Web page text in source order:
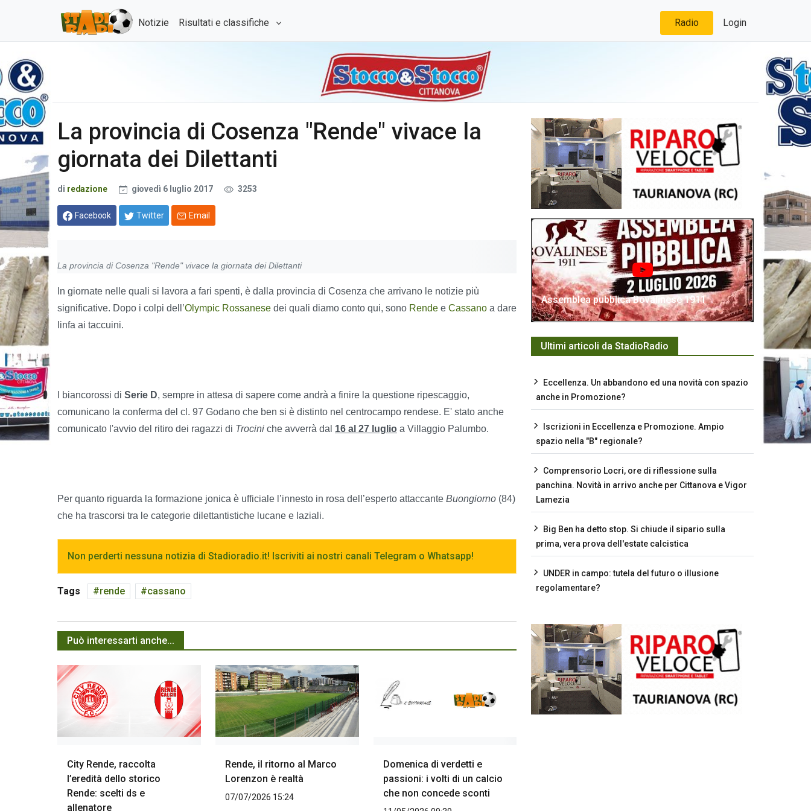
Notizie Risultati e classifiche Radio Login
La provincia di Cosenza "Rende" vivace la
giornata dei Dilettanti
di redazione giovedì 6 luglio 2017 3253
Facebook Twitter Email
La provincia di Cosenza "Rende" vivace la giornata dei Dilettanti
In giornate nelle quali si lavora a fari spenti, è dalla provincia di Cosenza che arrivano le notizie più
significative. Dopo i colpi dell’Olympic Rossanese dei quali diamo conto qui, sono Rende e Cassano a dare
linfa ai taccuini.
I biancorossi di Serie D, sempre in attesa di sapere come andrà a finire la questione ripescaggio,
comunicano la conferma del cl. 97 Godano che ben si è distinto nel centrocampo rendese. E' stato anche
comunicato l'avvio del ritiro dei ragazzi di Trocini che avverrà dal 16 al 27 luglio a Villaggio Palumbo.
Per quanto riguarda la formazione jonica è ufficiale l’innesto in rosa dell’esperto attaccante Buongiorno (84)
che ha trascorsi tra le categorie dilettantistiche lucane e laziali.
Non perderti nessuna notizia di Stadioradio.it! Iscriviti ai nostri canali Telegram o Whatsapp!
Tags rende cassano
Può interessarti anche...
City Rende, raccolta
l’eredità dello storico
Rende: scelti ds e
allenatore
Rende, il ritorno al Marco
Lorenzon è realtà
07/07/2026 15:24
Domenica di verdetti e
passioni: i volti di un calcio
che non concede sconti
Assemblea pubblica Bovalinese 1911
Ultimi articoli da StadioRadio
Eccellenza. Un abbandono ed una novità con spazio
anche in Promozione?
Iscrizioni in Eccellenza e Promozione. Ampio
spazio nella "B" regionale?
Comprensorio Locri, ore di riflessione sulla
panchina. Novità in arrivo anche per Cittanova e Vigor
Lamezia
Big Ben ha detto stop. Si chiude il sipario sulla
prima, vera prova dell'estate calcistica
UNDER in campo: tutela del futuro o illusione
regolamentare?